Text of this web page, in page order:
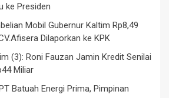
ke Presiden
Mobil Gubernur Kaltim Rp8,49
Dilaporkan ke KPK
(3): Roni Fauzan Jamin Kredit Senilai
Miliar
Batuah Energi Prima, Pimpinan